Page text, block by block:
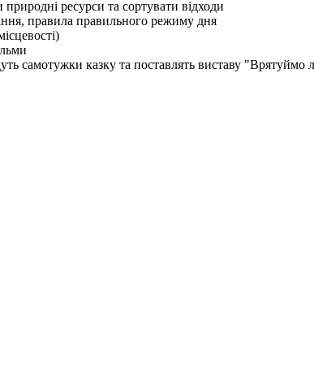
ресурси та сортувати відходи
правила правильного режиму дня
самотужки казку та поставлять виставу "Врятуймо